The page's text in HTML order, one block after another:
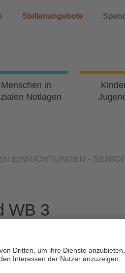
Stellenangebote
Menschen in
Notlagen
EINRICHTUNGEN -
WB 3
EG und Wohnbereich 3 auf